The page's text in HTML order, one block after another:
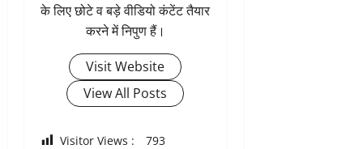
के लिए छोटे व बड़े वीडियो कंटेंट तैयार
करने में निपुण हैं।
Visit Website
View All Posts
Visitor Views : 793